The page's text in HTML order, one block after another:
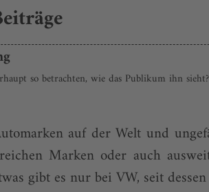
so betrachten, wie das Publikum ihn
auf der Welt und
Marken oder auch
gibt es nur bei VW, seit